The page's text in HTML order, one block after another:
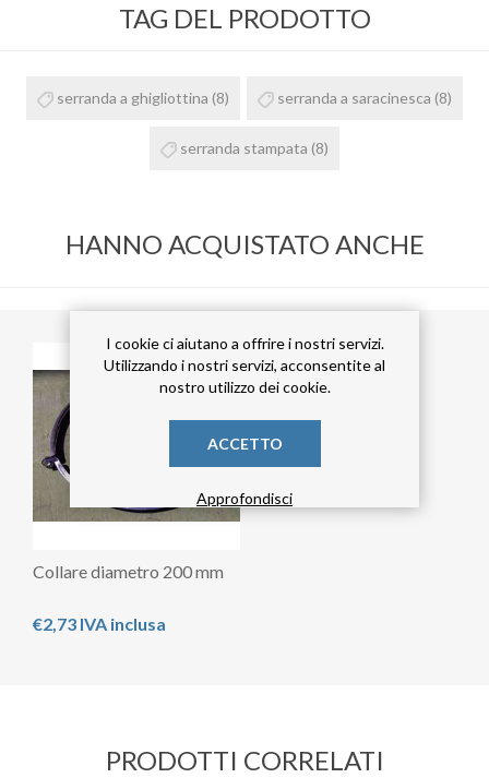
TAG DEL PRODOTTO
serranda a ghigliottina (8) serranda a saracinesca (8)
serranda stampata (8)
HANNO ACQUISTATO ANCHE
Collare diametro 200 mm
€2,73 IVA inclusa
PRODOTTI CORRELATI
I cookie ci aiutano a offrire i nostri servizi.
Utilizzando i nostri servizi, acconsentite al
nostro utilizzo dei cookie.
ACCETTO
Approfondisci